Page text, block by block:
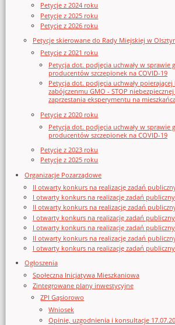
Petycje z 2024 roku
Petycje z 2025 roku
Petycje z 2026 roku
Petycje skierowane do Rady Miejskiej w
Petycje z 2021 roku
Petycja dot. podjęcia uchwały w sprawie
producentów szczepionek na COVID-19
Petycja dot. podjęcia uchwały
zabójczenmu GMO - STOP
zaprzestania eksperymentu na
Petycje z 2020 roku
Petycja dot. podjęcia uchwały w sprawie
producentów szczepionek na COVID-19
Petycje z 2023 roku
Petycje z 2025 roku
Organizacje Pozarządowe
II otwarty konkurs na realizację zadań
I otwarty konkurs na realizację zadań
II otwarty konkurs na realizację zadań
I otwarty konkurs na realizację zadań
I otwarty konkurs na realizację zadań
II otwarty konkurs na realizację zadań
I otwarty konkurs na realizację zadań
Ogłoszenia
Społeczna Inicjatywa Mieszkaniowa
Zintegrowane plany inwestycyjne
ZPI Gąsiorowo
Wniosek
Opinie, uzgodnienia i konsultacje